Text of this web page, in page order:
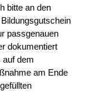
bitte an den
passgenauen
dokumentiert
auf dem
am Ende